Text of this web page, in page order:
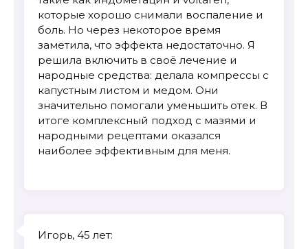
которые хорошо снимали воспаление и
боль. Но через некоторое время
заметила, что эффекта недостаточно. Я
решила включить в своё лечение и
народные средства: делала компрессы с
капустным листом и медом. Они
значительно помогали уменьшить отек. В
итоге комплексный подход с мазями и
народными рецептами оказался
наиболее эффективным для меня.
Игорь, 45 лет: